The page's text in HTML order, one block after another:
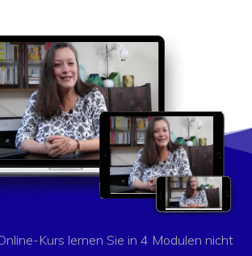
Kurs lernen Sie in 4 Modulen nicht